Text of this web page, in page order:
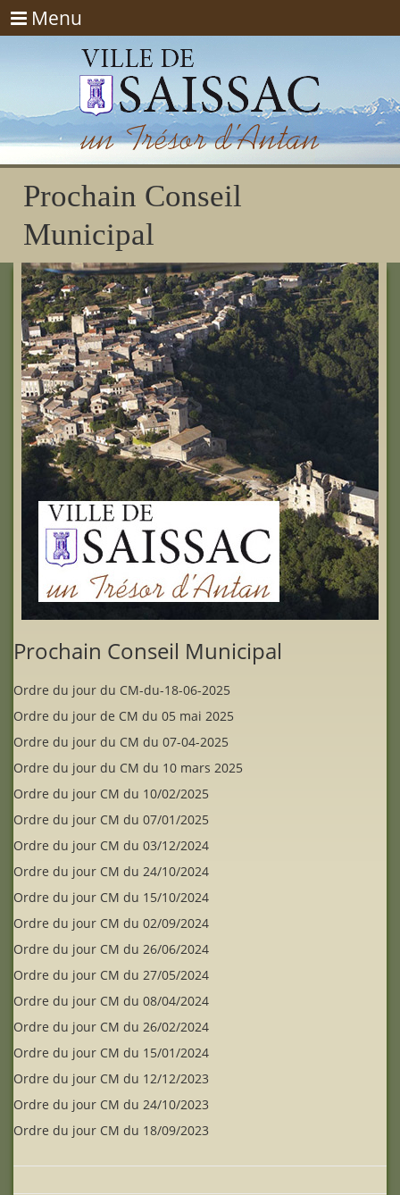
Menu
Menu
Prochain Conseil
Municipal
Prochain Conseil Municipal
Ordre du jour du CM-du-18-06-2025
Ordre du jour de CM du 05 mai 2025
Ordre du jour du CM du 07-04-2025
Ordre du jour du CM du 10 mars 2025
Ordre du jour CM du 10/02/2025
Ordre du jour CM du 07/01/2025
Ordre du jour CM du 03/12/2024
Ordre du jour CM du 24/10/2024
Ordre du jour CM du 15/10/2024
Ordre du jour CM du 02/09/2024
Ordre du jour CM du 26/06/2024
Ordre du jour CM du 27/05/2024
Ordre du jour CM du 08/04/2024
Ordre du jour CM du 26/02/2024
Ordre du jour CM du 15/01/2024
Ordre du jour CM du 12/12/2023
Ordre du jour CM du 24/10/2023
Ordre du jour CM du 18/09/2023